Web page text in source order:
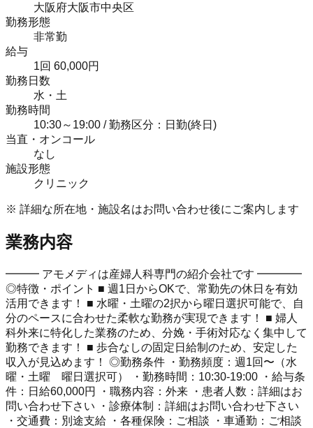
大阪府大阪市中央区
勤務形態
非常勤
給与
1回 60,000円
勤務日数
水・土
勤務時間
10:30～19:00 / 勤務区分：日勤(終日)
当直・オンコール
なし
施設形態
クリニック
※ 詳細な所在地・施設名はお問い合わせ後にご案内します
業務内容
━━━ アモメディは産婦人科専門の紹介会社です ━━━━
◎特徴・ポイント ■ 週1日からOKで、常勤先の休日を有効
活用できます！ ■ 水曜・土曜の2択から曜日選択可能で、自
分のペースに合わせた柔軟な勤務が実現できます！ ■ 婦人
科外来に特化した業務のため、分娩・手術対応なく集中して
勤務できます！ ■ 歩合なしの固定日給制のため、安定した
収入が見込めます！ ◎勤務条件 ・勤務頻度：週1回〜（水
曜・土曜 曜日選択可） ・勤務時間：10:30-19:00 ・給与条
件：日給60,000円 ・職務内容：外来 ・患者人数：詳細はお
問い合わせ下さい ・診療体制：詳細はお問い合わせ下さい
・交通費：別途支給 ・各種保険：ご相談 ・車通勤：ご相談